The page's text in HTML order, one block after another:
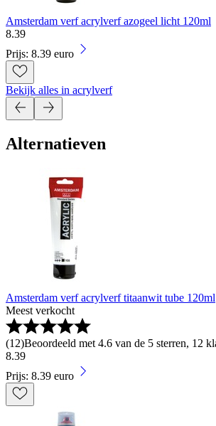
Amsterdam verf acrylverf azogeel licht 120ml
8.39
Prijs: 8.39 euro
Bekijk alles in acrylverf
Alternatieven
Amsterdam verf acrylverf titaanwit tube 120ml
Meest verkocht
(12)Beoordeeld met 4.6 van de 5 sterren, 12
8.39
Prijs: 8.39 euro